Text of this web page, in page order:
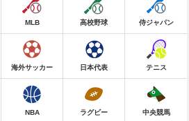
MLB 高校野球 侍ジャパン
海外サッカー 日本代表 テニス
NBA ラグビー 中央競馬